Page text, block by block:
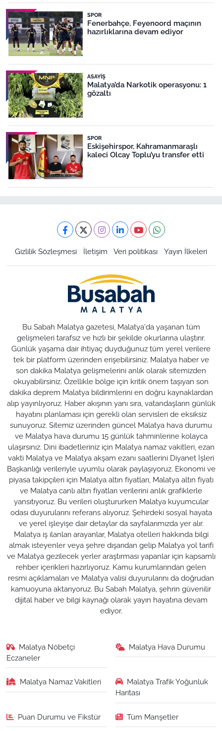
SPOR
Fenerbahçe, Feyenoord maçının
hazırlıklarına devam ediyor
ASAYIŞ
Malatya’da Narkotik operasyonu: 1
gözaltı
SPOR
Eskişehirspor, Kahramanmaraşlı
kaleci Olcay Toplu’yu transfer etti
Gizlilik Sözleşmesi İletişim Veri politikası Yayın İlkeleri
Bu Sabah Malatya gazetesi, Malatya'da yaşanan tüm
gelişmeleri tarafsız ve hızlı bir şekilde okurlarına ulaştırır.
Günlük yaşama dair ihtiyaç duyduğunuz tüm yerel verilere
tek bir platform üzerinden erişebilirsiniz. Malatya haber ve
son dakika Malatya gelişmelerini anlık olarak sitemizden
okuyabilirsiniz. Özellikle bölge için kritik önem taşıyan son
dakika deprem Malatya bildirimlerini en doğru kaynaklardan
alıp yayınlıyoruz. Haber akışının yanı sıra, vatandaşların günlük
hayatını planlaması için gerekli olan servisleri de eksiksiz
sunuyoruz. Sitemiz üzerinden güncel Malatya hava durumu
ve Malatya hava durumu 15 günlük tahminlerine kolayca
ulaşırsınız. Dini ibadetleriniz için Malatya namaz vakitleri, ezan
vakti Malatya ve Malatya akşam ezanı saatlerini Diyanet İşleri
Başkanlığı verileriyle uyumlu olarak paylaşıyoruz. Ekonomi ve
piyasa takipçileri için Malatya altın fiyatları, Malatya altın fiyatı
ve Malatya canlı altın fiyatları verilerini anlık grafiklerle
yansıtıyoruz. Bu verileri oluştururken Malatya kuyumcular
odası duyurularını referans alıyoruz. Şehirdeki sosyal hayata
ve yerel işleyişe dair detaylar da sayfalarımızda yer alır.
Malatya iş ilanları arayanlar, Malatya otelleri hakkında bilgi
almak isteyenler veya şehre dışarıdan gelip Malatya yol tarifi
ve Malatya gezilecek yerler araştırması yapanlar için kapsamlı
rehber içerikleri hazırlıyoruz. Kamu kurumlarından gelen
resmi açıklamaları ve Malatya valisi duyurularını da doğrudan
kamuoyuna aktarıyoruz. Bu Sabah Malatya, şehrin güvenilir
dijital haber ve bilgi kaynağı olarak yayın hayatına devam
ediyor.
Malatya Nöbetçi
Eczaneler
Malatya Hava Durumu
Malatya Namaz Vakitleri
Malatya Trafik Yoğunluk
Haritası
Puan Durumu ve Fikstür Tüm Manşetler